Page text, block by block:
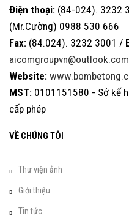
Điện thoại: (84-024). 3232
(Mr.Cường) 0988 530 666
Fax: (84.024). 3232 3001 /
aicomgroupvn@outlook.com
Website:
MST: 0101151580 - Sở kế
cấp phép
VỀ CHÚNG TÔI
Thư viện ảnh
Giới thiệu
Tin tức